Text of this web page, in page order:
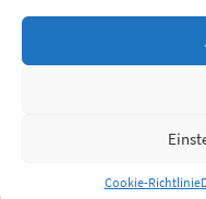
Cookie-Richtlinie